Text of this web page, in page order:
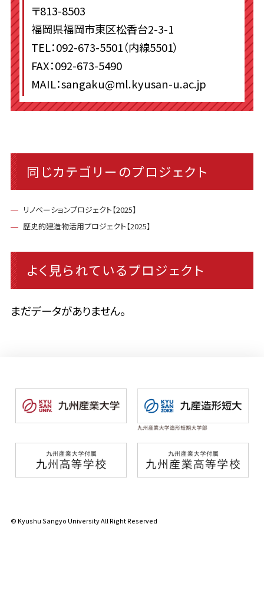
〒813-8503
福岡県福岡市東区松香台2-3-1
TEL：092-673-5501（内線5501）
FAX：092-673-5490
MAIL：sangaku@ml.kyusan-u.ac.jp
同じカテゴリーのプロジェクト
リノベーションプロジェクト【2025】
歴史的建造物活用プロジェクト【2025】
よく見られているプロジェクト
まだデータがありません。
© Kyushu Sangyo University All Right Reserved